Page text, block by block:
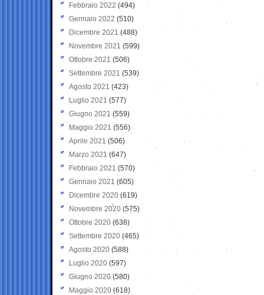
Febbraio 2022 (494)
Gennaio 2022 (510)
Dicembre 2021 (488)
Novembre 2021 (599)
Ottobre 2021 (506)
Settembre 2021 (539)
Agosto 2021 (423)
Luglio 2021 (577)
Giugno 2021(559)
Maggio 2021 (556)
Aprile 2021 (506)
Marzo 2021 (647)
Febbraio 2021 (570)
Gennaio 2021 (605)
Dicembre 2020 (619)
Novembre 2020 (575)
Ottobre 2020 (638)
Settembre 2020(465)
Agosto 2020 (588)
Luglio 2020 (597)
Giugno 2020 (580)
Maggio 2020 (618)